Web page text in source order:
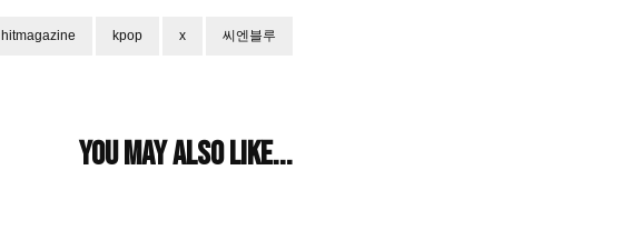
hitmagazine kpop x 씨엔블루
You may also like...